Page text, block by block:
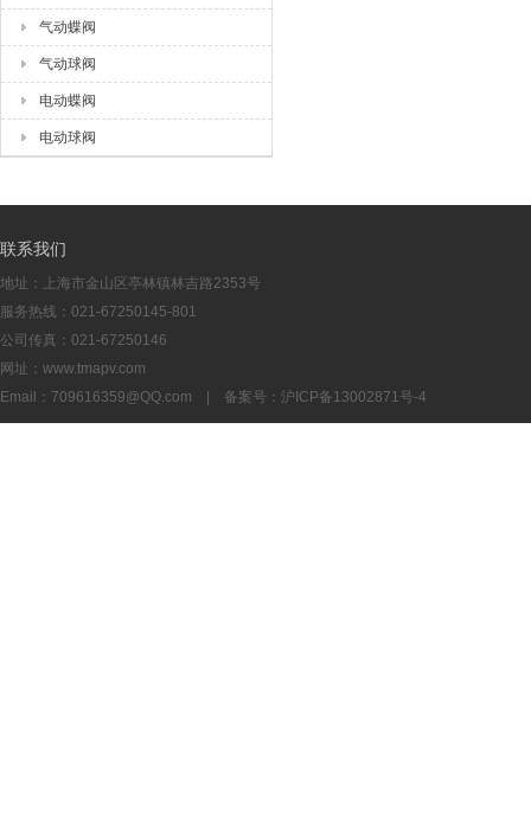
气动蝶阀
气动球阀
电动蝶阀
电动球阀
联系我们
地址：上海市金山区亭林镇林吉路2353号
服务热线：021-67250145-801
公司传真：021-67250146
网址：www.tmapv.com
Email： 709616359@QQ.com | 备案号： 沪ICP备13002871号-4